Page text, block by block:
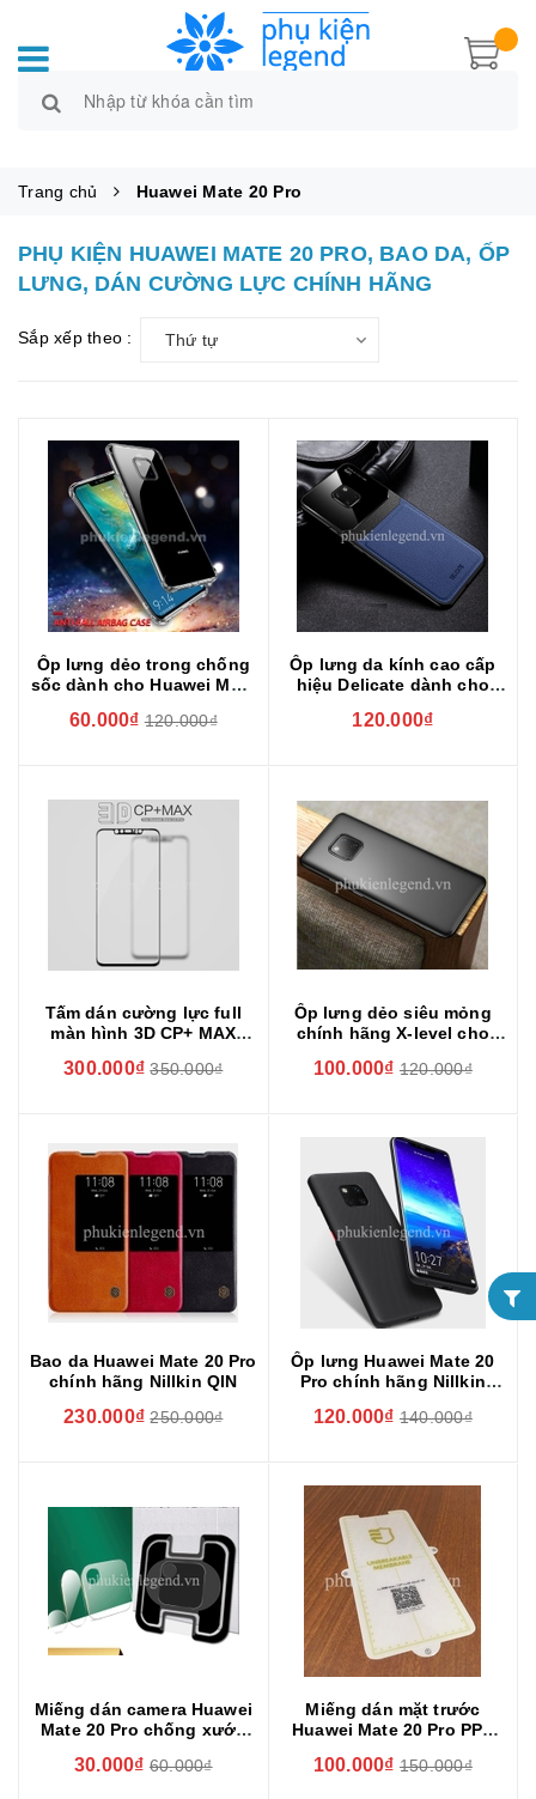
Trang chủ Huawei Mate 20 Pro
PHỤ KIỆN HUAWEI MATE 20 PRO, BAO DA, ỐP
LƯNG, DÁN CƯỜNG LỰC CHÍNH HÃNG
Sắp xếp theo : Thứ tự
Ốp lưng dẻo trong chống
sốc dành cho Huawei Mate
60.000₫ 120.000₫
Ốp lưng da kính cao cấp
hiệu Delicate dành cho
120.000₫
Tấm dán cường lực full
màn hình 3D CP+ MAX
hãng Nillkin
300.000₫ 350.000₫
Ốp lưng dẻo siêu mỏng
chính hãng X-level cho
100.000₫ 120.000₫
Bao da Huawei Mate 20 Pro
chính hãng Nillkin QIN
230.000₫ 250.000₫
Ốp lưng Huawei Mate 20
Pro chính hãng Nillkin
120.000₫ 140.000₫
Miếng dán camera Huawei
Mate 20 Pro chống xước
30.000₫ 60.000₫
Miếng dán mặt trước
Huawei Mate 20 Pro PPF
100.000₫ 150.000₫